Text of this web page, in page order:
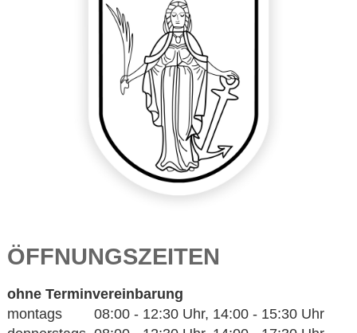
ÖFFNUNGSZEITEN
ohne Terminvereinbarung
montags 08:00 - 12:30 Uhr, 14:00 - 15:30 Uhr